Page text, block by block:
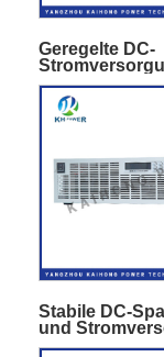
Geregelte DC-
Stabile DC-
und